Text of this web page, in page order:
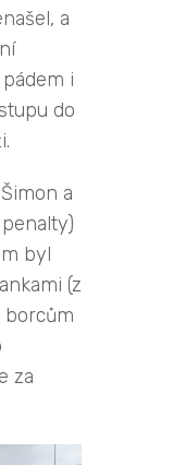
a
i
do
a
byl
(z
borcům
za